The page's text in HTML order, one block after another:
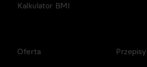
Kalkulator BMI
Oferta Przepisy